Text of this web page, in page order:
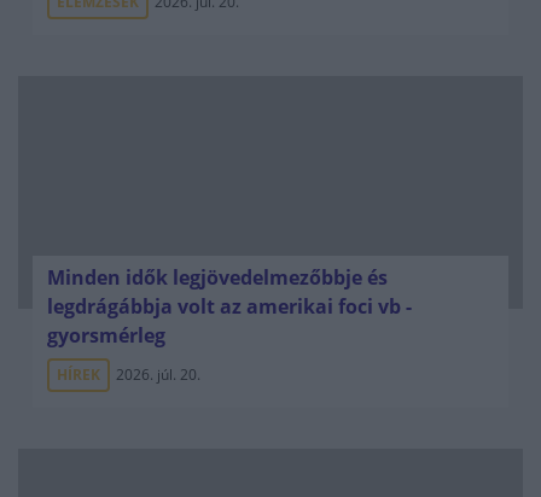
Minden idők legjövedelmezőbbje és
legdrágábbja volt az amerikai foci vb -
gyorsmérleg
HÍREK 2026. júl. 20.